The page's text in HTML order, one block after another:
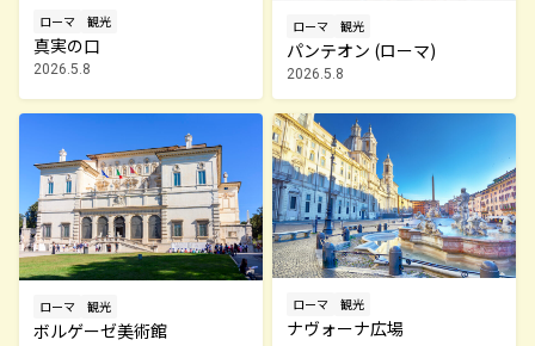
ローマ 観光
真実の口
2026.5.8
ローマ 観光
パンテオン (ローマ)
2026.5.8
ローマ 観光
ボルゲーゼ美術館
ローマ 観光
ナヴォーナ広場